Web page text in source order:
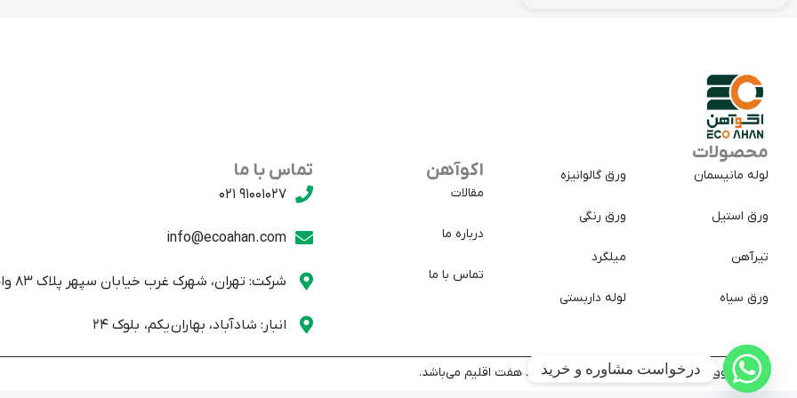
محصولات
لوله مانیسمان
ورق استیل
تیرآهن
ورق سیاه
ورق گالوانیزه
ورق رنگی
میلگرد
لوله داربستی
اکوآهن
مقالات
درباره ما
تماس با ما
تماس با ما
91001027 021
info@ecoahan.com
شرکت: تهران، شهرک غرب خیابان سپهر پلاک 83 واحد یک
انبار: شادآباد، بهاران یکم، بلوک 24
کلیه حقوق سایت متعلق به شرکت تجارت پولاد هفت اقلیم می‌باشد.
درخواست مشاوره و خرید